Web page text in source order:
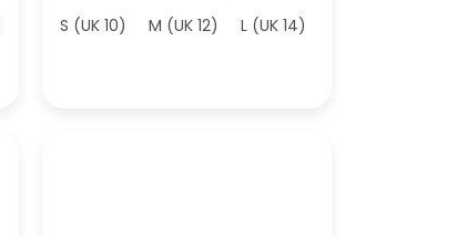
S (UK 10) M (UK 12) L (UK 14)